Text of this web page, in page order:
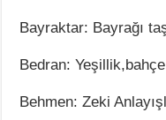
Bayraktar: Bayrağı
Bedran: Yeşillik,bahçe
Behmen: Zeki